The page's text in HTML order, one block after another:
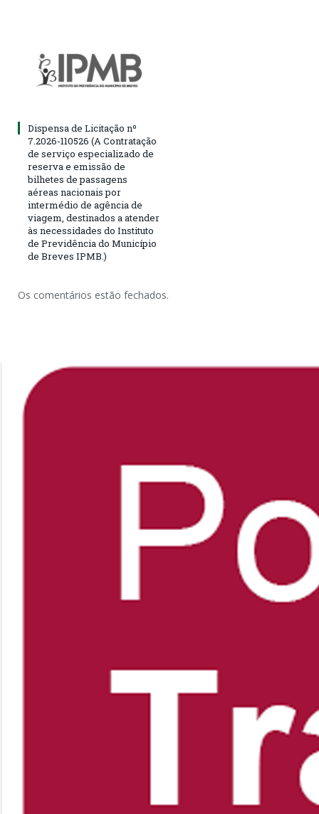
Dispensa de Licitação nº
7.2026-110526 (A Contratação
de serviço especializado de
reserva e emissão de
bilhetes de passagens
aéreas nacionais por
intermédio de agência de
viagem, destinados a atender
às necessidades do Instituto
de Previdência do Município
de Breves IPMB.)
Os comentários estão fechados.